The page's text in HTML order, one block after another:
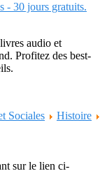
- 30 jours gratuits.
audio et
Profitez des best-
Sociales
Histoire
sur le lien ci-